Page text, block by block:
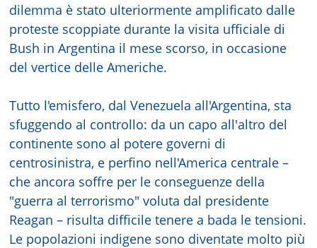
dilemma è stato ulteriormente amplificato dalle
proteste scoppiate durante la visita ufficiale di
Bush in Argentina il mese scorso, in occasione
del vertice delle Americhe.
Tutto l'emisfero, dal Venezuela all'Argentina, sta
sfuggendo al controllo: da un capo all'altro del
continente sono al potere governi di
centrosinistra, e perfino nell'America centrale –
che ancora soffre per le conseguenze della
"guerra al terrorismo" voluta dal presidente
Reagan – risulta difficile tenere a bada le tensioni.
Le popolazioni indigene sono diventate molto più